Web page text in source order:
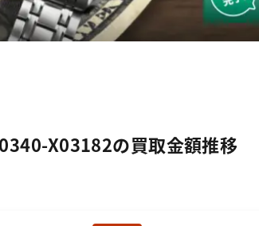
X03182の買取金額推移